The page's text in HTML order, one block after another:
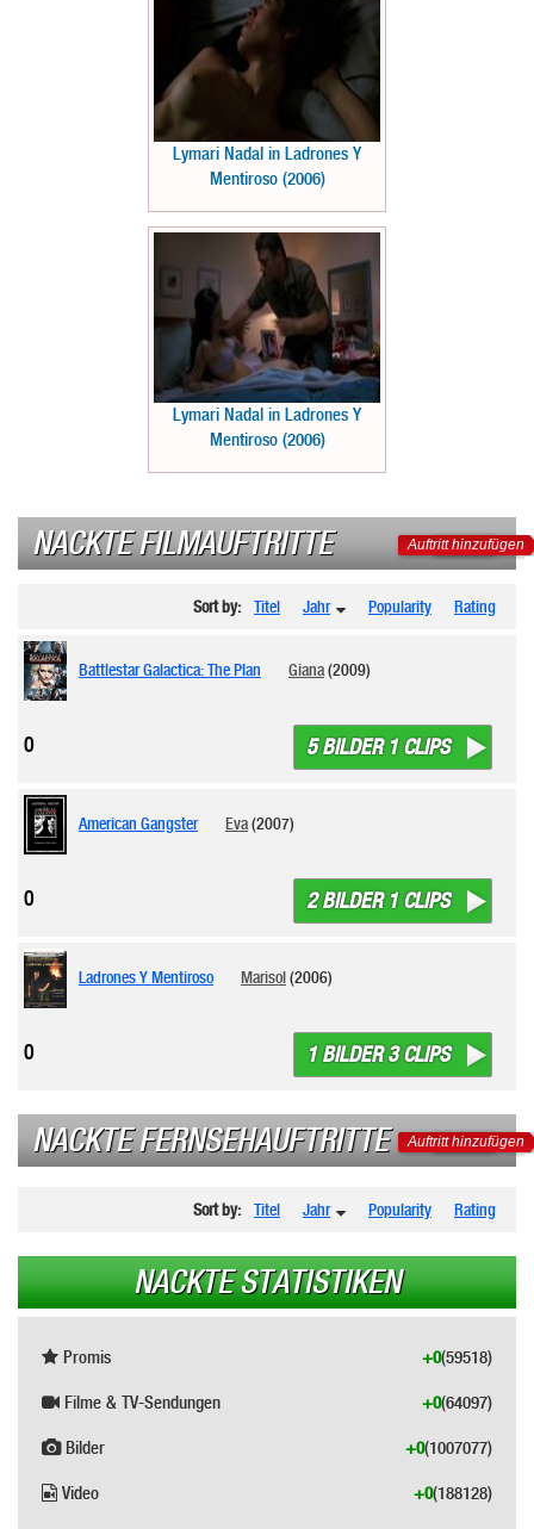
Lymari Nadal in Ladrones Y
Mentiroso (2006)
Lymari Nadal in Ladrones Y
Mentiroso (2006)
NACKTE FILMAUFTRITTE Auftritt hinzufügen
Sort by: Titel Jahr Popularity Rating
Battlestar Galactica: The Plan Giana(2009)
5 BILDER 1 CLIPS
0
American Gangster Eva(2007)
2 BILDER 1 CLIPS
0
Ladrones Y Mentiroso Marisol(2006)
1 BILDER 3 CLIPS
0
NACKTE FERNSEHAUFTRITTE Auftritt hinzufügen
Sort by: Titel Jahr Popularity Rating
NACKTE STATISTIKEN
Promis (59518)
+0
Filme & TV-Sendungen (64097)
+0
Bilder (1007077)
+0
Video (188128)
+0